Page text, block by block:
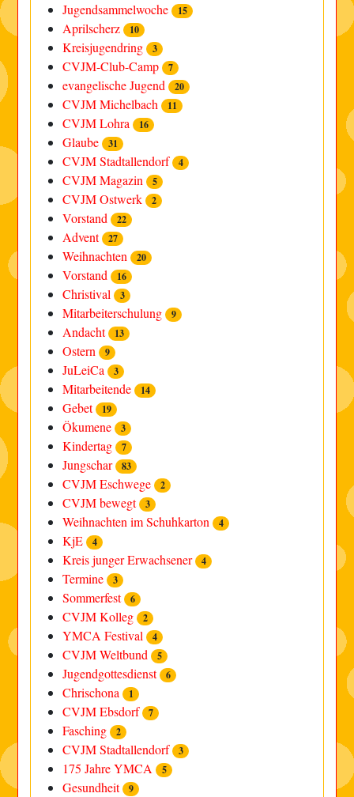
Jugendsammelwoche 15
Aprilscherz 10
Kreisjugendring 3
CVJM-Club-Camp 7
evangelische Jugend 20
CVJM Michelbach 11
CVJM Lohra 16
Glaube 31
CVJM Stadtallendorf 4
CVJM Magazin 5
CVJM Ostwerk 2
Vorstand 22
Advent 27
Weihnachten 20
Vorstand 16
Christival 3
Mitarbeiterschulung 9
Andacht 13
Ostern 9
JuLeiCa 3
Mitarbeitende 14
Gebet 19
Ökumene 3
Kindertag 7
Jungschar 83
CVJM Eschwege 2
CVJM bewegt 3
Weihnachten im Schuhkarton 4
KjE 4
Kreis junger Erwachsener 4
Termine 3
Sommerfest 6
CVJM Kolleg 2
YMCA Festival 4
CVJM Weltbund 5
Jugendgottesdienst 6
Chrischona 1
CVJM Ebsdorf 7
Fasching 2
CVJM Stadtallendorf 3
175 Jahre YMCA 5
Gesundheit 9